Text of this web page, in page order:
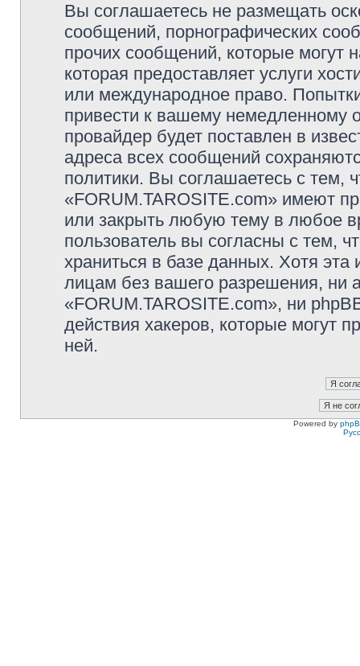
Вы соглашаетесь не размещать
сообщений, порнографических
прочих сообщений, которые могут
которая предоставляет услуги
или международное право.
привести к вашему немедленному
провайдер будет поставлен в
адреса всех сообщений
политики. Вы соглашаетесь с тем,
«FORUM.TAROSITE.com» имеют
или закрыть любую тему в любое
пользователь вы согласны с тем,
храниться в базе данных. Хотя
лицам без вашего разрешения, ни
«FORUM.TAROSITE.com», ни
действия хакеров, которые могут
ней.
Powered by